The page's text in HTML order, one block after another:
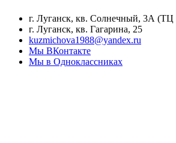
г. Луганск, кв. Солнечный, 3А
г. Луганск, кв. Гагарина, 25
kuzmichova1988@yandex.ru
Мы ВКонтакте
Мы в Одноклассниках